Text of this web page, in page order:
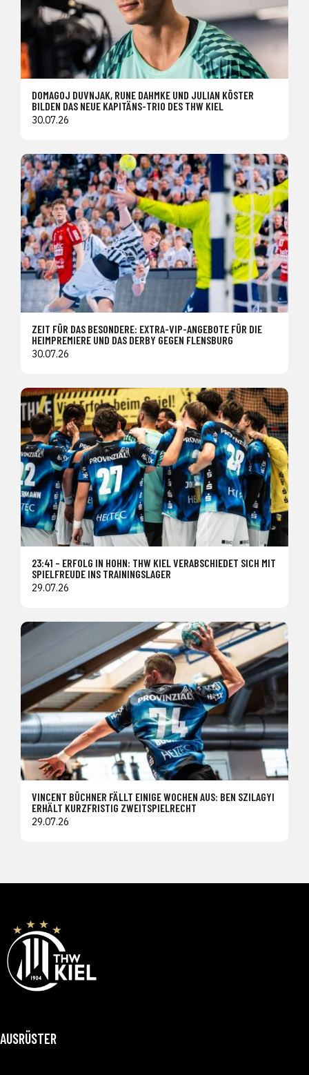
DOMAGOJ DUVNJAK, RUNE DAHMKE UND JULIAN KÖSTER
BILDEN DAS NEUE KAPITÄNS-TRIO DES THW KIEL
30.07.26
ZEIT FÜR DAS BESONDERE: EXTRA-VIP-ANGEBOTE FÜR DIE
HEIMPREMIERE UND DAS DERBY GEGEN FLENSBURG
30.07.26
23:41 – ERFOLG IN HOHN: THW KIEL VERABSCHIEDET SICH MIT
SPIELFREUDE INS TRAININGSLAGER
29.07.26
VINCENT BÜCHNER FÄLLT EINIGE WOCHEN AUS: BEN SZILAGYI
ERHÄLT KURZFRISTIG ZWEITSPIELRECHT
29.07.26
AUSRÜSTER